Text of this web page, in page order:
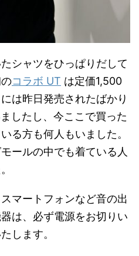
シャツをひっぱりだして
コラボ UT は定価1,500
は昨日発売されたばかり
したし、今ここで買った
る方も何人もいました。
ールの中でも着ている人
マートフォンなど音の出
は、必ず電源をお切りい
します。